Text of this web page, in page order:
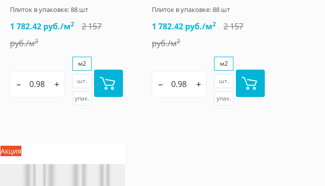
Плиток в упаковке:88 шт
1 782.42 руб./м2
2 157
руб./м2
– +
м2
шт.
упак.
Плиток в упаковке:88 шт
1 782.42 руб./м2
2 157
руб./м2
– +
м2
шт.
упак.
Акция